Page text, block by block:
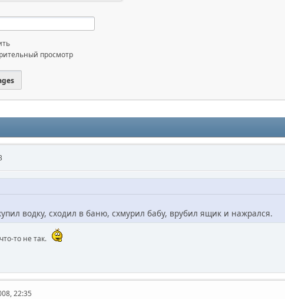
просмотр
водку, сходил в баню, схмурил бабу, врубил ящик и нажрался.
то не так.
22:35